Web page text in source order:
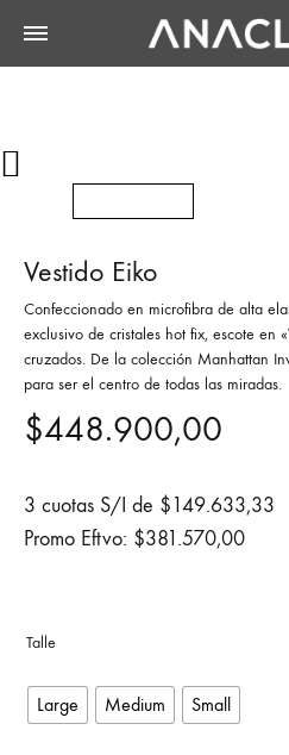
Vestido Eiko
Confeccionado en microfibra de alta
exclusivo de cristales hot fix, escote en
cruzados. De la colección Manhattan
para ser el centro de todas las miradas.
$448.900,00
3 cuotas S/I de $149.633,33
Promo Eftvo: $381.570,00
Large Medium Small